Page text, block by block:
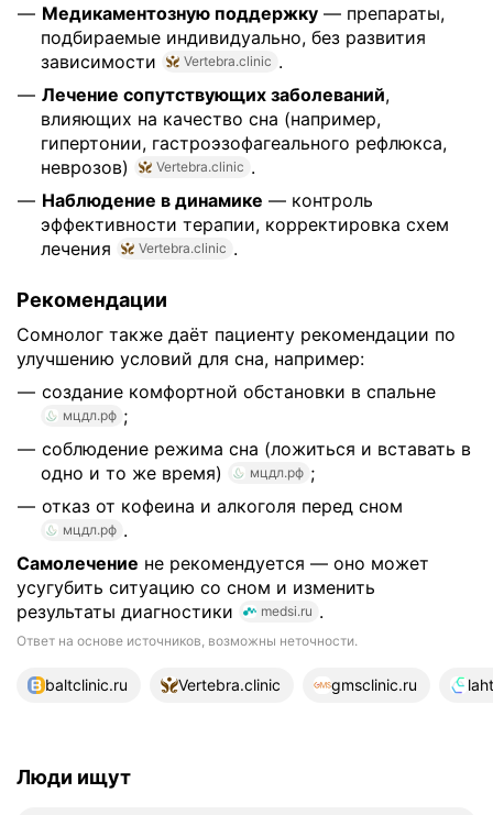
Медикаментозную поддержку — препараты,
подбираемые индивидуально, без развития
зависимости
Vertebra.clinic .
Лечение сопутствующих заболеваний,
влияющих на качество сна (например,
гипертонии, гастроэзофагеального рефлюкса,
неврозов)
Vertebra.clinic .
Наблюдение в динамике — контроль
эффективности терапии, корректировка схем
лечения
Vertebra.clinic .
Рекомендации
Сомнолог также даёт пациенту рекомендации по
улучшению условий для сна, например:
создание комфортной обстановки в спальне
мцдл.рф ;
соблюдение режима сна (ложиться и вставать в
одно и то же время)
мцдл.рф ;
отказ от кофеина и алкоголя перед сном
мцдл.рф .
Самолечение не рекомендуется — оно может
усугубить ситуацию со сном и изменить
результаты диагностики
medsi.ru .
Ответ на основе источников, возможны неточности.
23 источника
baltclinic.ru Vertebra.clinic gmsclinic.ru
Люди ищут